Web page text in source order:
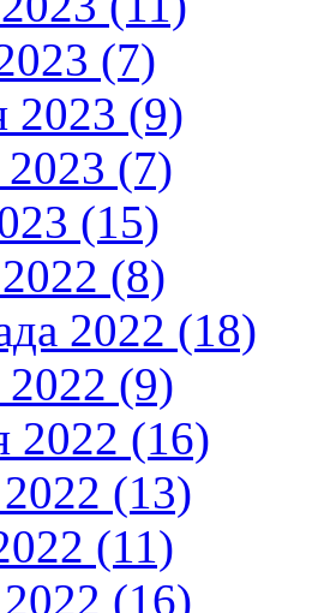
(7)
2023 (9)
(7)
(15)
(8)
2022 (18)
(9)
2022 (16)
(13)
(11)
(16)